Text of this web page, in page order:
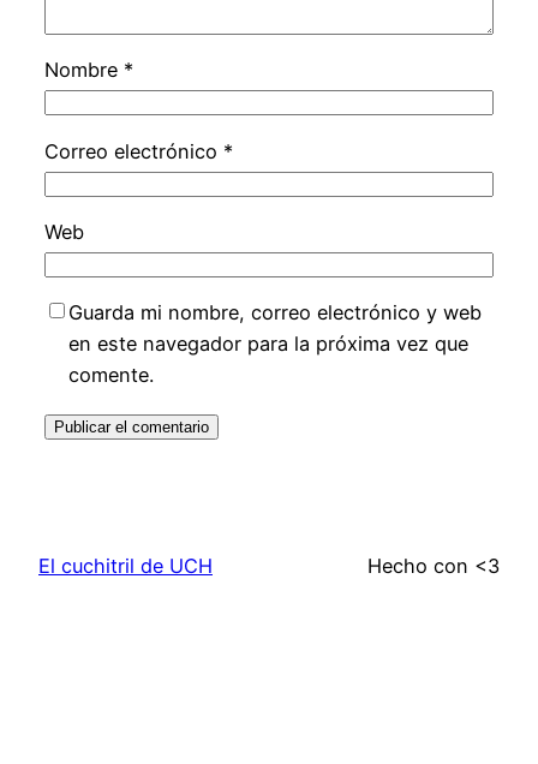
Nombre *
Correo electrónico *
Web
Guarda mi nombre, correo electrónico y web
en este navegador para la próxima vez que
comente.
El cuchitril de UCH Hecho con <3